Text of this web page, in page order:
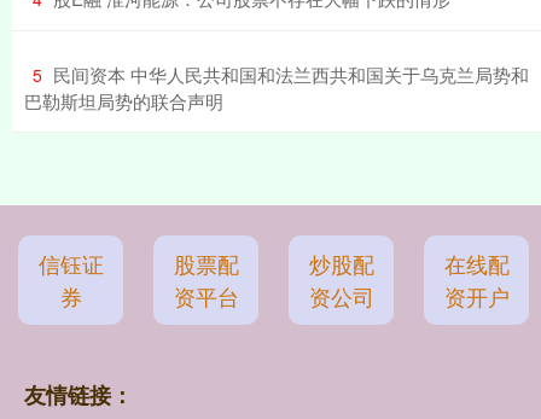
5 ​民间资本 中华人民共和国和法兰西共和国关于乌克兰局势和
巴勒斯坦局势的联合声明
信钰证
券
股票配
资平台
炒股配
资公司
在线配
资开户
友情链接：